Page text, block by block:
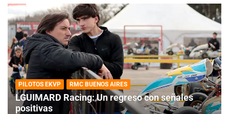
PILOTOS EKVP RMC BUENOS AIRES
LGUIMARD Racing: Un regreso con señales
positivas